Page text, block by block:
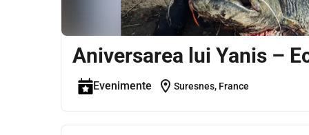
Aniversarea lui Yanis –
Evenimente location_on Suresnes, France